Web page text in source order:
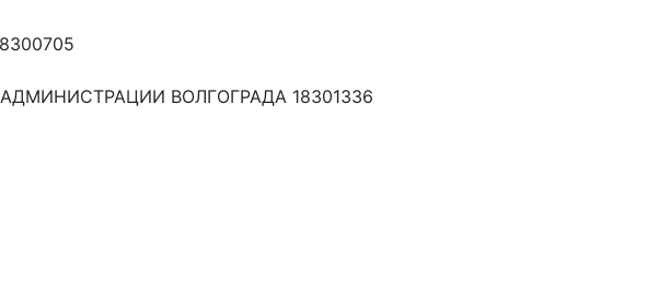
ВОЛГОГРАДА 18301336